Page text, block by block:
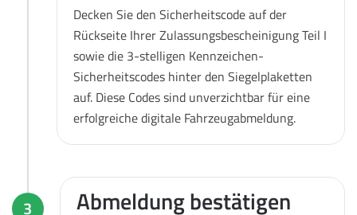
Decken Sie den Sicherheitscode auf der
Rückseite Ihrer Zulassungsbescheinigung Teil I
sowie die 3-stelligen Kennzeichen-
Sicherheitscodes hinter den Siegelplaketten
auf. Diese Codes sind unverzichtbar für eine
erfolgreiche digitale Fahrzeugabmeldung.
3 Abmeldung bestätigen